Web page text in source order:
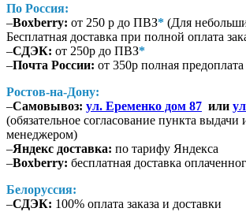
По Россия:
–Boxberry: от 250 р до ПВЗ* (Для
Бесплатная доставка при полной оплата
–СДЭК: от 250р до ПВЗ*
–Почта России: от 350р полная предоплата
Ростов-на-Дону:
–Самовывоз: ул. Еременко дом 87 или
(обязательное согласование пункта выдачи
менеджером)
–Яндекс доставка: по тарифу Яндекса
–Boxberry: бесплатная доставка
Белоруссия:
–СДЭК: 100% оплата заказа и доставки